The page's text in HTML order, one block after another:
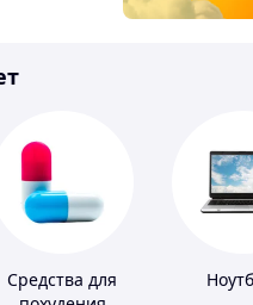
Средства для